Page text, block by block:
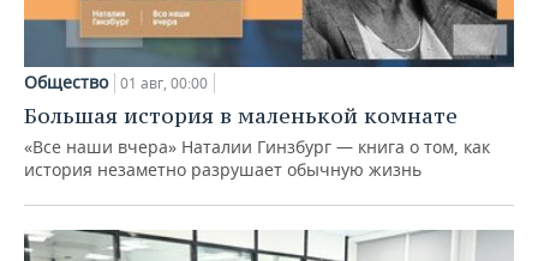
Общество 01 авг, 00:00
Большая история в маленькой комнате
«Все наши вчера» Наталии Гинзбург — книга о том, как
история незаметно разрушает обычную жизнь